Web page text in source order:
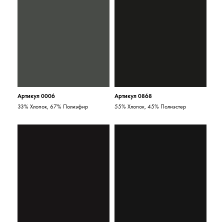
Артикул 0006
33% Хлопок, 67% Полиэфир
Артикул 0868
55% Хлопок, 45% Полиэстер